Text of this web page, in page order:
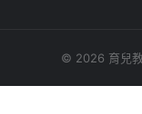
© 2026 育兒